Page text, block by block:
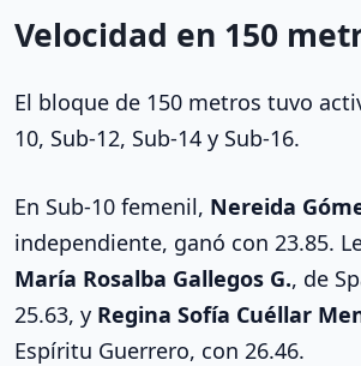
Velocidad en 150
El bloque de 150 metros tuvo
10, Sub-12, Sub-14 y Sub-16.
En Sub-10 femenil, Nereida
independiente, ganó con 23.85.
María Rosalba Gallegos G., de
25.63, y Regina Sofía Cuéllar
Espíritu Guerrero, con 26.46.